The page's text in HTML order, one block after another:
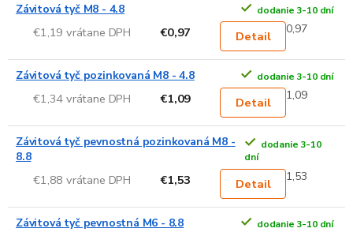
Závitová tyč M8 - 4.8 dodanie 3-10 dní
€1,19 vrátane DPH €0,97 Detail 0,97
Závitová tyč pozinkovaná M8 - 4.8 dodanie 3-10 dní
€1,34 vrátane DPH €1,09 Detail 1,09
Závitová tyč pevnostná pozinkovaná M8 -
8.8
dodanie 3-10
dní
€1,88 vrátane DPH €1,53 Detail 1,53
Závitová tyč pevnostná M6 - 8.8 dodanie 3-10 dní